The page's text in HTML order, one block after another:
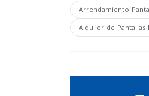
Arrendamiento
Alquiler de Pantallas